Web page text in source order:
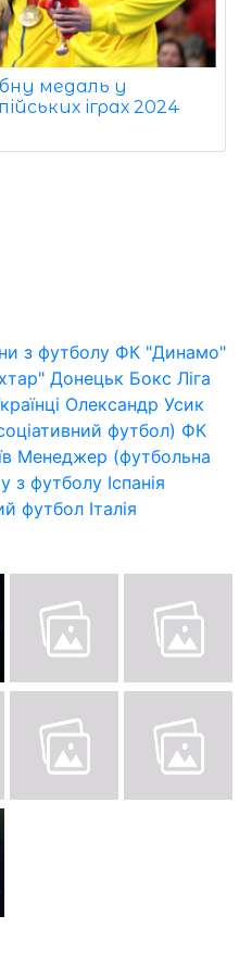
медаль у
іграх 2024
з футболу ФК "Динамо"
Донецьк Бокс Ліга
Олександр Усик
футбол) ФК
Менеджер (футбольна
з футболу Іспанія
футбол Італія